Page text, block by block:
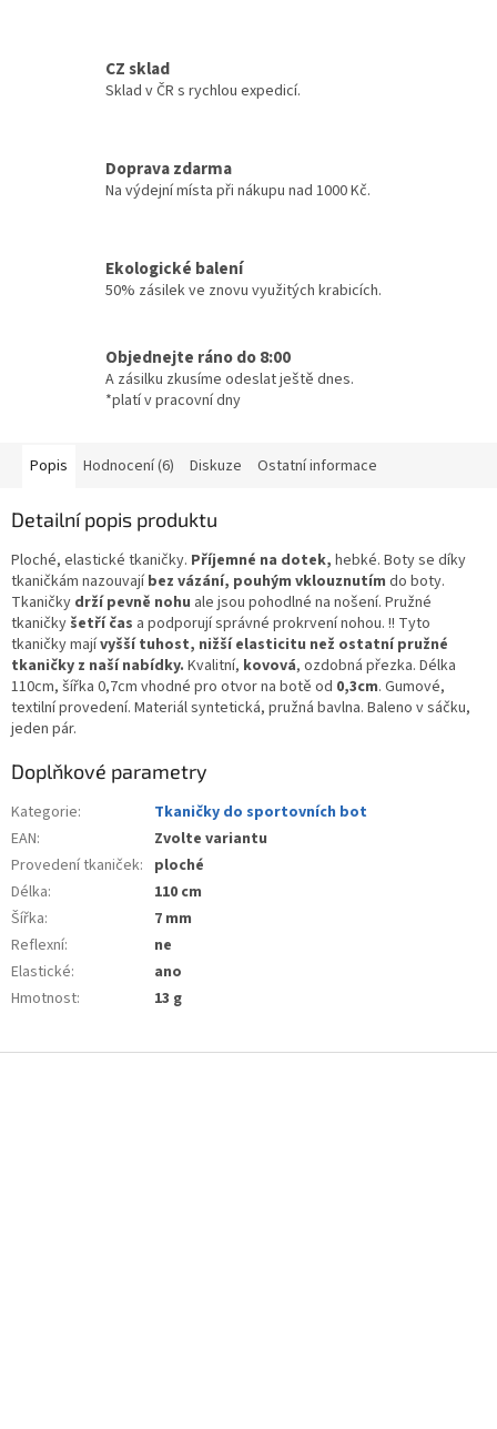
CZ sklad
Sklad v ČR s rychlou expedicí.
Doprava zdarma
Na výdejní místa při nákupu nad 1000 Kč.
Ekologické balení
50% zásilek ve znovu využitých krabicích.
Objednejte ráno do 8:00
A zásilku zkusíme odeslat ještě dnes.
*platí v pracovní dny
Popis Hodnocení (6) Diskuze Ostatní informace
Detailní popis produktu
Ploché, elastické tkaničky. Příjemné na dotek, hebké. Boty se díky
tkaničkám nazouvajíbez vázání, pouhým vklouznutím do boty.
Tkaničky drží pevně nohu ale jsou pohodlné na nošení. Pružné
tkaničky šetří čas a podporují správné prokrvení nohou. !! Tyto
tkaničky majívyšší tuhost, nižší elasticitu než ostatní pružné
tkaničky z naší nabídky. Kvalitní, kovová, ozdobná přezka. Délka
110cm, šířka 0,7cm vhodné pro otvor na botě od 0,3cm. Gumové,
textilní provedení. Materiál syntetická, pružná bavlna. Baleno v sáčku,
jeden pár.
Doplňkové parametry
Kategorie:
Tkaničky do sportovních bot
EAN:
Zvolte variantu
Provedení tkaniček: ploché
Délka:
110 cm
Šířka:
7 mm
Reflexní:
ne
Elastické:
ano
Hmotnost: 13 g